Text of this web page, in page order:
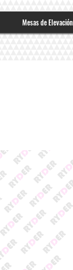
Mesas de Elevación